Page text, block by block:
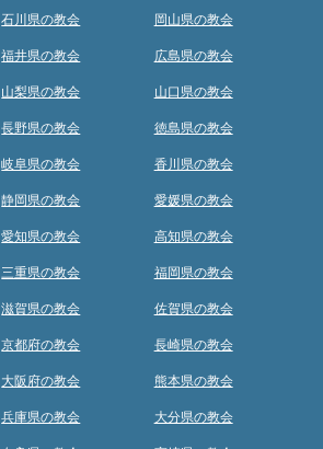
石川県の教会
福井県の教会
山梨県の教会
長野県の教会
岐阜県の教会
静岡県の教会
愛知県の教会
三重県の教会
滋賀県の教会
京都府の教会
大阪府の教会
兵庫県の教会
岡山県の教会
広島県の教会
山口県の教会
徳島県の教会
香川県の教会
愛媛県の教会
高知県の教会
福岡県の教会
佐賀県の教会
長崎県の教会
熊本県の教会
大分県の教会